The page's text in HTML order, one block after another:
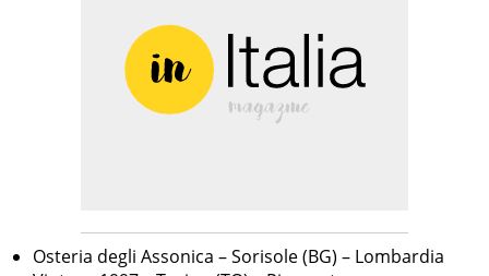
Osteria degli Assonica – Sorisole (BG) – Lombardia